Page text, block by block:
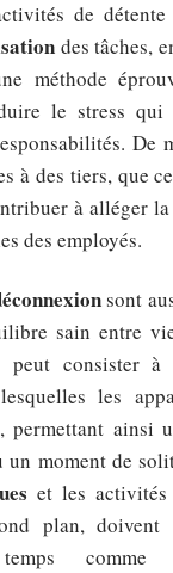
de
des tâches,
méthode
le stress qui
De
à des tiers, que
à alléger
des employés.
sont
sain entre
consister à
les
permettant ainsi
moment de
et les
plan, doivent
comme